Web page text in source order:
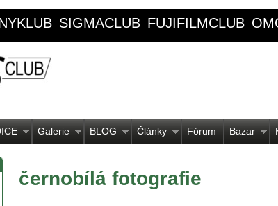
SIGMACLUB FUJIFILMCLUB
Galerie BLOG Články Fórum Bazar
černobílá fotografie